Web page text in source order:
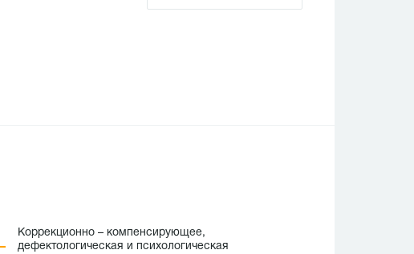
Коррекционно – компенсирующее,
дефектологическая и психологическая